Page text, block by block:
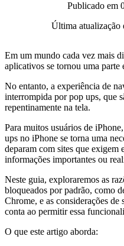
Publicado em
Última atualização
Em um mundo cada vez mais
aplicativos se tornou uma parte
No entanto, a experiência de
interrompida por pop ups, que
repentinamente na tela.
Para muitos usuários de
ups no iPhone se torna uma
deparam com sites que exigem
informações importantes ou
Neste guia, exploraremos as
bloqueados por padrão, como
Chrome, e as considerações de
conta ao permitir essa
O que este artigo aborda: